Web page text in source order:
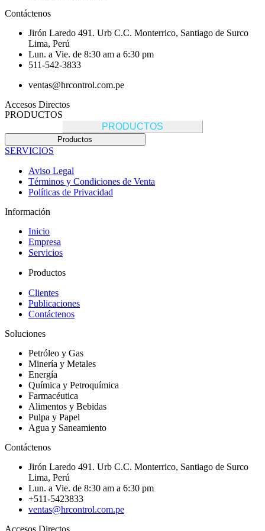
Contáctenos
Jirón Laredo 491. Urb C.C. Monterrico, Santiago de Surco
Lima, Perú
Lun. a Vie. de 8:30 am a 6:30 pm
511-542-3833
ventas@hrcontrol.com.pe
Accesos Directos
PRODUCTOS
PRODUCTOS
Productos
SERVICIOS
Aviso Legal
Términos y Condiciones de Venta
Políticas de Privacidad
Información
Inicio
Empresa
Servicios
Productos
Clientes
Publicaciones
Contáctenos
Soluciones
Petróleo y Gas
Minería y Metales
Energía
Química y Petroquímica
Farmacéutica
Alimentos y Bebidas
Pulpa y Papel
Agua y Saneamiento
Contáctenos
Jirón Laredo 491. Urb C.C. Monterrico, Santiago de Surco
Lima, Perú
Lun. a Vie. de 8:30 am a 6:30 pm
+511-5423833
ventas@hrcontrol.com.pe